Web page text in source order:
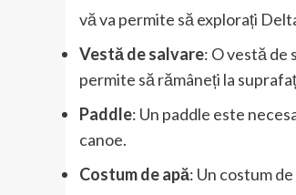
vă va permite să explorați
Vestă de salvare: O vestă de
permite să rămâneți la
Paddle: Un paddle este
canoe.
Costum de apă: Un costum